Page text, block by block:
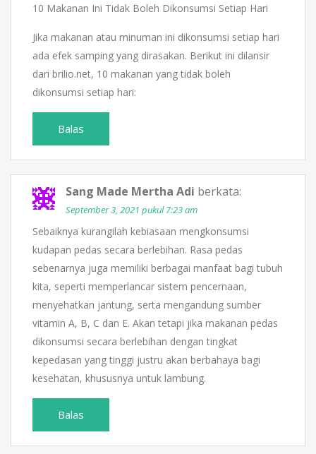
10 Makanan Ini Tidak Boleh Dikonsumsi Setiap Hari
Jika makanan atau minuman ini dikonsumsi setiap hari
ada efek samping yang dirasakan. Berikut ini dilansir
dari brilio.net, 10 makanan yang tidak boleh
dikonsumsi setiap hari:
Balas
Sang Made Mertha Adi berkata:
September 3, 2021 pukul 7:23 am
Sebaiknya kurangilah kebiasaan mengkonsumsi
kudapan pedas secara berlebihan. Rasa pedas
sebenarnya juga memiliki berbagai manfaat bagi tubuh
kita, seperti memperlancar sistem pencernaan,
menyehatkan jantung, serta mengandung sumber
vitamin A, B, C dan E. Akan tetapi jika makanan pedas
dikonsumsi secara berlebihan dengan tingkat
kepedasan yang tinggi justru akan berbahaya bagi
kesehatan, khususnya untuk lambung.
Balas